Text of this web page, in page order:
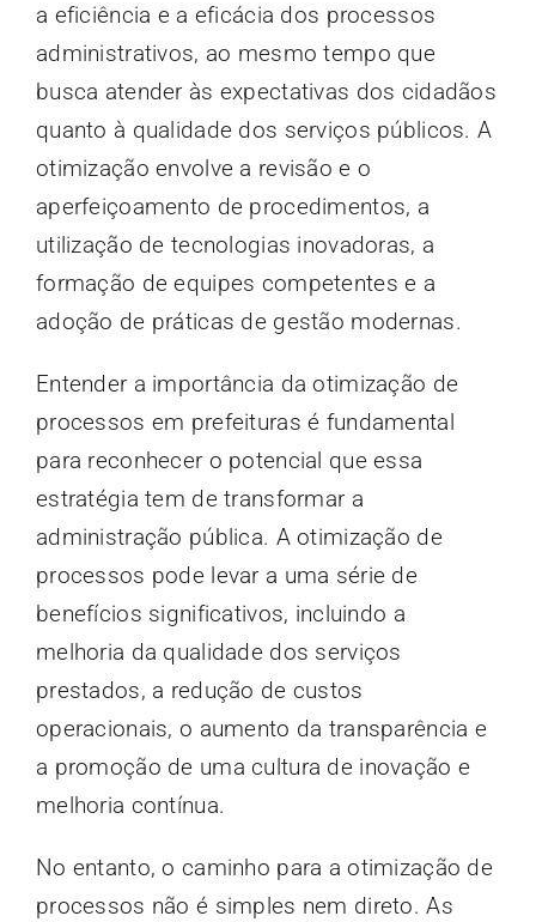
a eficiência e a eficácia dos processos
administrativos, ao mesmo tempo que
busca atender às expectativas dos cidadãos
quanto à qualidade dos serviços públicos. A
otimização envolve a revisão e o
aperfeiçoamento de procedimentos, a
utilização de tecnologias inovadoras, a
formação de equipes competentes e a
adoção de práticas de gestão modernas.
Entender a importância da otimização de
processos em prefeituras é fundamental
para reconhecer o potencial que essa
estratégia tem de transformar a
administração pública. A otimização de
processos pode levar a uma série de
benefícios significativos, incluindo a
melhoria da qualidade dos serviços
prestados, a redução de custos
operacionais, o aumento da transparência e
a promoção de uma cultura de inovação e
melhoria contínua.
No entanto, o caminho para a otimização de
processos não é simples nem direto. As